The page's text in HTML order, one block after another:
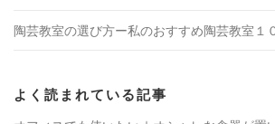
陶芸教室の選び方ー私のおすすめ陶芸教室１
よく読まれている記事